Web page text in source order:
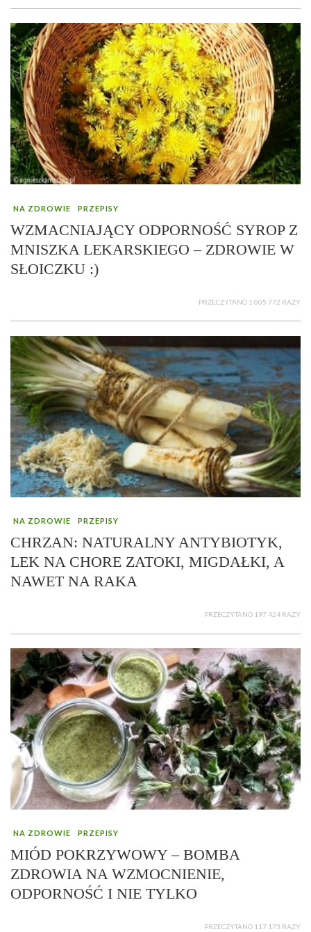
NA ZDROWIE PRZEPISY
WZMACNIAJĄCY ODPORNOŚĆ SYROP Z
MNISZKA LEKARSKIEGO – ZDROWIE W
SŁOICZKU :)
PRZECZYTANO 1 005 772 RAZY
NA ZDROWIE PRZEPISY
CHRZAN: NATURALNY ANTYBIOTYK,
LEK NA CHORE ZATOKI, MIGDAŁKI, A
NAWET NA RAKA
PRZECZYTANO 197 424 RAZY
NA ZDROWIE PRZEPISY
MIÓD POKRZYWOWY – BOMBA
ZDROWIA NA WZMOCNIENIE,
ODPORNOŚĆ I NIE TYLKO
PRZECZYTANO 117 173 RAZY